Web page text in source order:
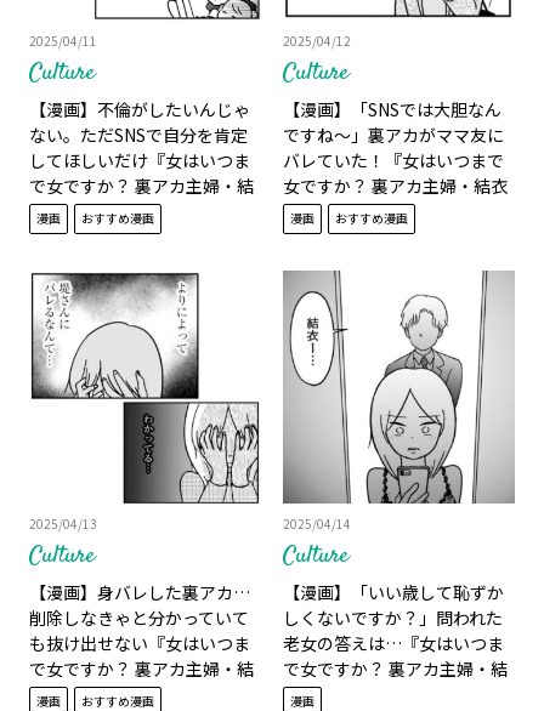
Culture
2025/04/11
【漫画】不倫がしたいんじゃ
ない。ただSNSで自分を肯定
してほしいだけ『女はいつま
で女ですか？ 裏アカ主婦・結
衣が堕ちた地獄』14話
漫画 おすすめ漫画
Culture
2025/04/12
【漫画】「SNSでは大胆なん
ですね～」裏アカがママ友に
バレていた！『女はいつまで
女ですか？ 裏アカ主婦・結衣
が堕ちた地獄』15話
漫画 おすすめ漫画
Culture
2025/04/13
【漫画】身バレした裏アカ…
削除しなきゃと分かっていて
も抜け出せない『女はいつま
で女ですか？ 裏アカ主婦・結
衣が堕ちた地獄』16話
漫画 おすすめ漫画
Culture
2025/04/14
【漫画】「いい歳して恥ずか
しくないですか？」問われた
老女の答えは…『女はいつま
で女ですか？ 裏アカ主婦・結
衣が堕ちた地獄』17話
漫画